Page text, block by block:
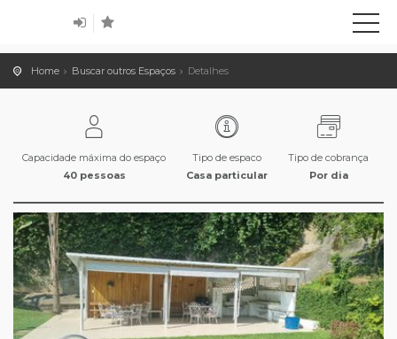
Home Buscar outros Espaços Detalhes
Capacidade máxima do espaço
40 pessoas
Tipo de espaco
Casa particular
Tipo de cobrança
Por dia